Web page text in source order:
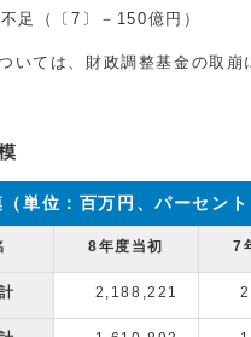
足（〔7〕－150億円）
いては、財政調整基金の取崩
単位：百万円、パーセント
8年度当初 7
2,188,221